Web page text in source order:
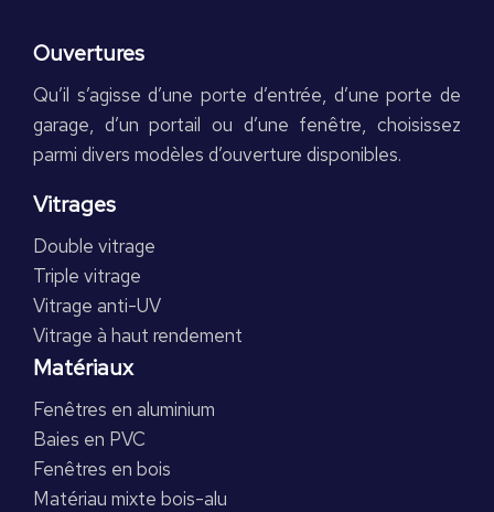
Ouvertures
Qu’il s’agisse d’une porte d’entrée, d’une porte de
garage, d’un portail ou d’une fenêtre, choisissez
parmi divers modèles d’ouverture disponibles.
Vitrages
Double vitrage
Triple vitrage
Vitrage anti-UV
Vitrage à haut rendement
Matériaux
Fenêtres en aluminium
Baies en PVC
Fenêtres en bois
Matériau mixte bois-alu